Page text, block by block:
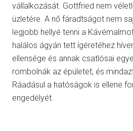
vállalkozását. Gottfried nem
üzletére. A nő fáradtságot nem
legjobb hellyé tenni a
halálos ágyán tett ígéretéhez
ellensége és annak csatlósai
rombolnák az épületet, és
Ráadásul a hatóságok is ellene
engedélyét.